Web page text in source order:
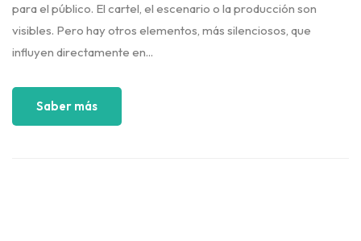
para el público. El cartel, el escenario o la producción son
visibles. Pero hay otros elementos, más silenciosos, que
influyen directamente en...
Saber más